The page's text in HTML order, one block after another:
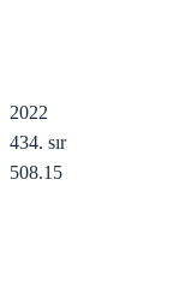
2022
434. sır
508.15